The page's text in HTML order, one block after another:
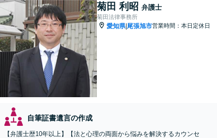
菊田 利昭 弁護士
菊田法律事務所
愛知県| 尾張旭市営業時間：本日定休日
自筆証書遺言の作成
【弁護士歴10年以上】【法と心理の両面から悩みを解決するカウンセ